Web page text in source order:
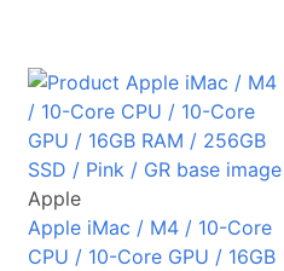
Apple
Apple iMac / M4 / 10-Core
CPU / 10-Core GPU / 16GB